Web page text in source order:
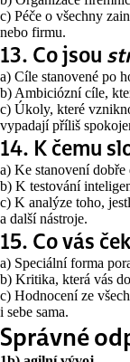
c) Péče o všechny
nebo firmu.
13. Co jsou
a) Cíle stanovené po
b) Ambiciózní cíle,
c) Úkoly, které
vypadají příliš
14. K čemu
a) Ke stanovení
b) K testování
c) K analýze toho,
a další nástroje.
15. Co vás
a) Speciální forma
b) Kritika, která vás
c) Hodnocení ze
i sebe sama.
Správné